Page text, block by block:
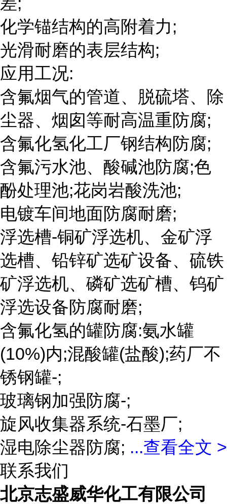
化学锚结构的高附着力;
光滑耐磨的表层结构;
应用工况:
含氟烟气的管道、脱硫塔、除
尘器、烟囱等耐高温重防腐;
含氟化氢化工厂钢结构防腐;
含氟污水池、酸碱池防腐;色
酚处理池;花岗岩酸洗池;
电镀车间地面防腐耐磨;
浮选槽-铜矿浮选机、金矿浮
选槽、铅锌矿选矿设备、硫铁
矿浮选机、磷矿选矿槽、钨矿
浮选设备防腐耐磨;
含氟化氢的罐防腐:氨水罐
(10%)内;混酸罐(盐酸);药厂不
锈钢罐-;
玻璃钢加强防腐-;
旋风收集器系统-石墨厂;
湿电除尘器防腐; ...查看全文 >
联系我们
北京志盛威华化工有限公司